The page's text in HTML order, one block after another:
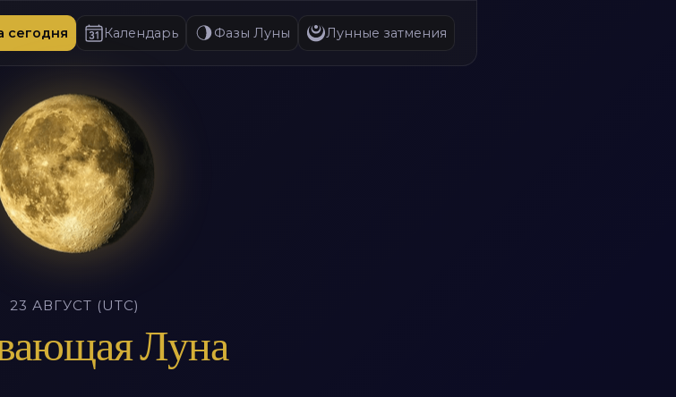
сегодня Календарь Фазы Луны Лунные затмения
23 АВГУСТ (UTC)
Луна